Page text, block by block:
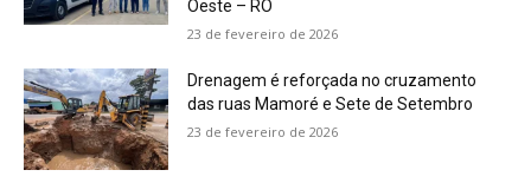
Oeste – RO
23 de fevereiro de 2026
Drenagem é reforçada no cruzamento
das ruas Mamoré e Sete de Setembro
23 de fevereiro de 2026